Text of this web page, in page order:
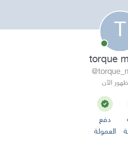
T
torque
الآن
دفع
العمولة